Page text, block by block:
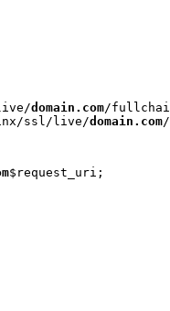
domain.com/
ssl/live/
domain.com
$request_uri;